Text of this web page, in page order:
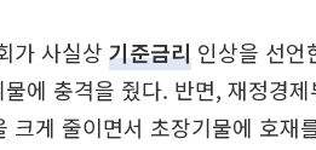
가 사실상 기준금리 인상을 선언
에 충격을 줬다. 반면, 재정경
크게 줄이면서 초장기물에 호재